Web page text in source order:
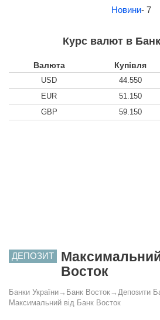
Новини- 7
Курс валют в
Валюта Купівля
USD 44.550
EUR
51.150
GBP
59.150
ДЕПОЗИТ
Восток
Банки України→ Банк Восток→ Депозити
Максимальний від Банк Восток